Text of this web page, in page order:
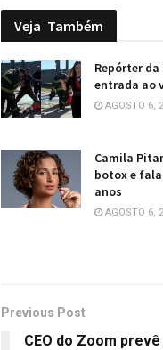
Veja Também
Repórter
entrada ao
AGOSTO 6,
Camila
botox e
anos
AGOSTO 6,
Previous Post
CEO do Zoom